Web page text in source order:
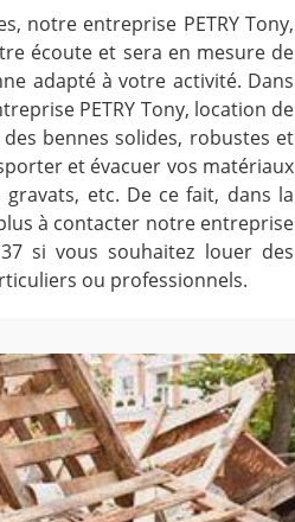
notre entreprise PETRY Tony,
écoute et sera en mesure de
adapté à votre activité. Dans
PETRY Tony, location de
bennes solides, robustes et
et évacuer vos matériaux
etc. De ce fait, dans la
à contacter notre entreprise
si vous souhaitez louer des
ou professionnels.